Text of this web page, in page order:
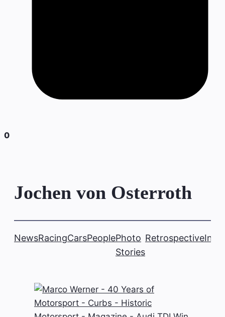
0
Jochen von Osterroth
NewsRacingCarsPeoplePhoto
Stories
Retrospective